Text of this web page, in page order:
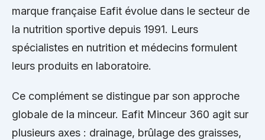
marque française Eafit évolue dans le secteur de
la nutrition sportive depuis 1991. Leurs
spécialistes en nutrition et médecins formulent
leurs produits en laboratoire.
Ce complément se distingue par son approche
globale de la minceur. Eafit Minceur 360 agit sur
plusieurs axes : drainage, brûlage des graisses,